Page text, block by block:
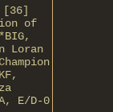
[36]
of
Loran
E/D-0